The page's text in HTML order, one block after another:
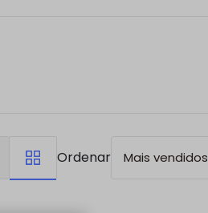
Ordenar Mais vendidos